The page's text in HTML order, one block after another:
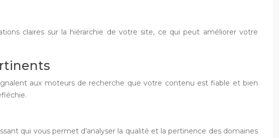
claires sur la hiérarchie de votre site, ce qui peut améliorer votre
aux moteurs de recherche que votre contenu est fiable et bien
qui vous permet d’analyser la qualité et la pertinence des domaines